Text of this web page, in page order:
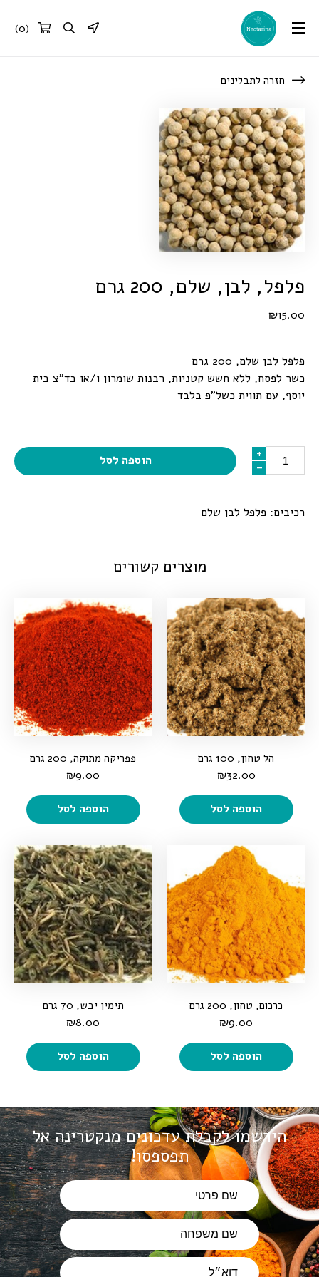
(
0
)
חזרה לתבלינים
פלפל, לבן, שלם, 200 גרם
₪15.00
פלפל לבן שלם, 200 גרם
כשר לפסח, ללא חשש קטניות, רבנות שומרון ו/או בד”צ בית
יוסף, עם תווית כשל”פ בלבד
+
-
+
- הוספה לסל
רכיבים: פלפל לבן שלם
מוצרים קשורים
הל טחון, 100 גרם
₪32.00
הוספה לסל
פפריקה מתוקה, 200 גרם
₪9.00
הוספה לסל
כרכום, טחון, 200 גרם
₪9.00
הוספה לסל
תימין יבש, 70 גרם
₪8.00
הוספה לסל
הירשמו לקבלת עדכונים מנקטרינהאל
תפספסו!